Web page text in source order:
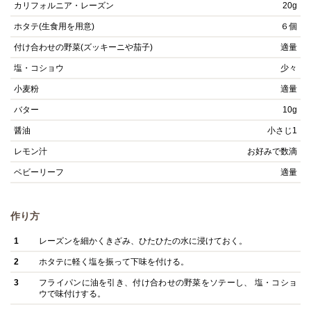
カリフォルニア・レーズン 20g
ホタテ(生食用を用意) ６個
付け合わせの野菜(ズッキーニや茄子) 適量
塩・コショウ 少々
小麦粉 適量
バター 10g
醤油 小さじ1
レモン汁 お好みで数滴
ベビーリーフ 適量
作り方
1 レーズンを細かくきざみ、ひたひたの水に浸けておく。
2 ホタテに軽く塩を振って下味を付ける。
3
フライパンに油を引き、付け合わせの野菜をソテーし、 塩・コショ
ウで味付けする。